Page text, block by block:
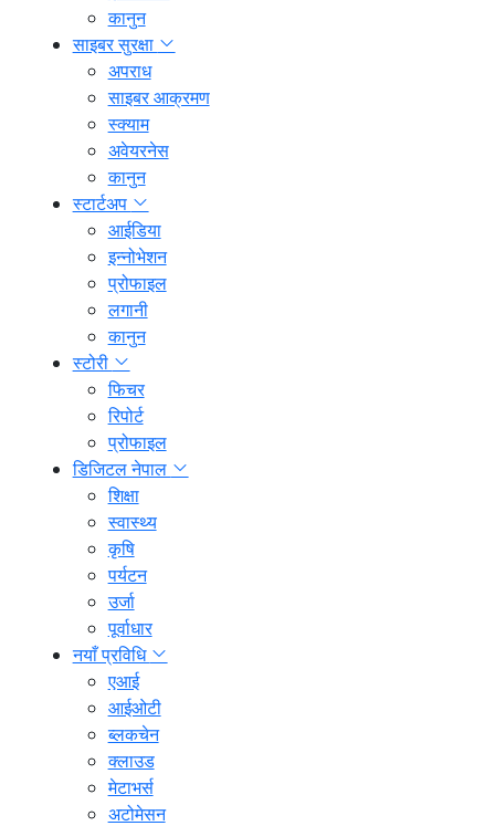
कानुन
साइबर सुरक्षा
अपराध
साइबर आक्रमण
स्क्याम
अवेयरनेस
कानुन
स्टार्टअप
आईडिया
इन्नोभेशन
प्रोफाइल
लगानी
कानुन
स्टोरी
फिचर
रिपोर्ट
प्रोफाइल
डिजिटल नेपाल
शिक्षा
स्वास्थ्य
कृषि
पर्यटन
उर्जा
पूर्वाधार
नयाँ प्रविधि
एआई
आईओटी
ब्लकचेन
क्लाउड
मेटाभर्स
अटोमेसन